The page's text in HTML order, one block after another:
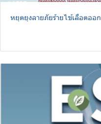
หยุดยุงลายภัยร้ายไข้เลือดออก